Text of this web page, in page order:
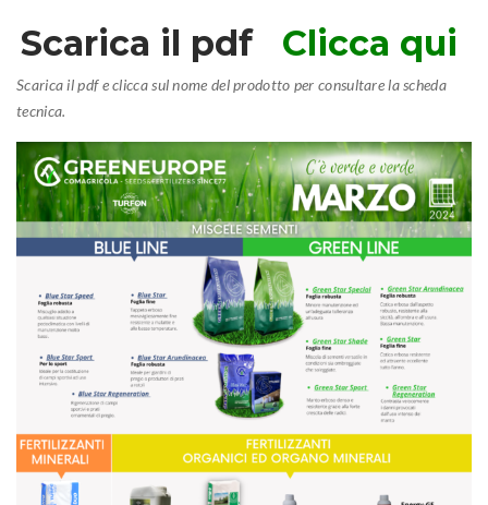
Scarica il pdf Clicca qui
Scarica il pdf e clicca sul nome del prodotto per consultare la scheda
tecnica.